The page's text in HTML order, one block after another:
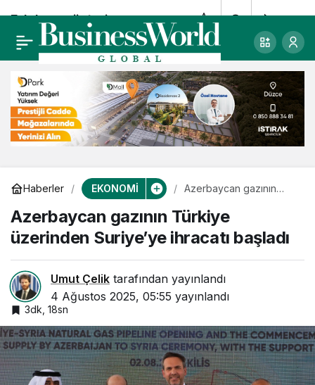
Haberler EKONOMİ
Azerbaycan gazının
Suriye’ye ihracatı
başladı
Azerbaycan gazının Türkiye
üzerinden Suriye’ye ihracatı başladı
Umut Çelik tarafından yayınlandı
4 Ağustos 2025, 05:55 yayınlandı
3dk, 18sn
Fzlplus, müşteri
hizmetinde algıyı
değiştiriyor
0 Paylaş